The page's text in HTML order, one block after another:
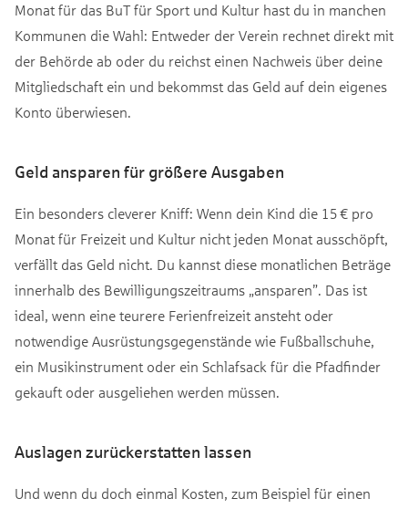
Monat für das BuT für Sport und Kultur hast du in manchen
Kommunen die Wahl: Entweder der Verein rechnet direkt mit
der Behörde ab oder du reichst einen Nachweis über deine
Mitgliedschaft ein und bekommst das Geld auf dein eigenes
Konto überwiesen.
Geld ansparen für größere Ausgaben
Ein besonders cleverer Kniff: Wenn dein Kind die 15 € pro
Monat für Freizeit und Kultur nicht jeden Monat ausschöpft,
verfällt das Geld nicht. Du kannst diese monatlichen Beträge
innerhalb des Bewilligungszeitraums „ansparen”. Das ist
ideal, wenn eine teurere Ferienfreizeit ansteht oder
notwendige Ausrüstungsgegenstände wie Fußballschuhe,
ein Musikinstrument oder ein Schlafsack für die Pfadfinder
gekauft oder ausgeliehen werden müssen.
Auslagen zurückerstatten lassen
Und wenn du doch einmal Kosten, zum Beispiel für einen